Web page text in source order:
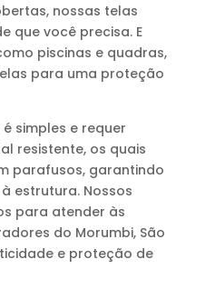
nossas telas
que você precisa. E
piscinas e quadras,
para uma proteção
simples e requer
resistente, os quais
parafusos, garantindo
estrutura. Nossos
​​para atender às
do Morumbi, São
e proteção de